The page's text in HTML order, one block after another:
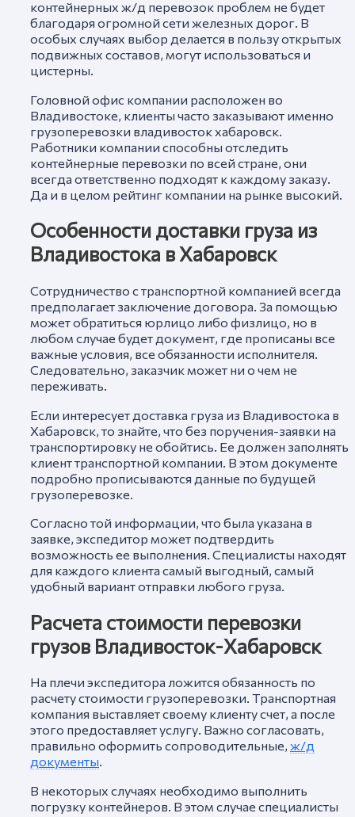
контейнерных ж/д перевозок проблем не будет
благодаря огромной сети железных дорог. В
особых случаях выбор делается в пользу открытых
подвижных составов, могут использоваться и
цистерны.
Головной офис компании расположен во
Владивостоке, клиенты часто заказывают именно
грузоперевозки владивосток хабаровск.
Работники компании способны отследить
контейнерные перевозки по всей стране, они
всегда ответственно подходят к каждому заказу.
Да и в целом рейтинг компании на рынке высокий.
Особенности доставки груза из
Владивостока в Хабаровск
Сотрудничество с транспортной компанией всегда
предполагает заключение договора. За помощью
может обратиться юрлицо либо физлицо, но в
любом случае будет документ, где прописаны все
важные условия, все обязанности исполнителя.
Следовательно, заказчик может ни о чем не
переживать.
Если интересует доставка груза из Владивостока в
Хабаровск, то знайте, что без поручения-заявки на
транспортировку не обойтись. Ее должен заполнять
клиент транспортной компании. В этом документе
подробно прописываются данные по будущей
грузоперевозке.
Согласно той информации, что была указана в
заявке, экспедитор может подтвердить
возможность ее выполнения. Специалисты находят
для каждого клиента самый выгодный, самый
удобный вариант отправки любого груза.
Расчета стоимости перевозки
грузов Владивосток-Хабаровск
На плечи экспедитора ложится обязанность по
расчету стоимости грузоперевозки. Транспортная
компания выставляет своему клиенту счет, а после
этого предоставляет услугу. Важно согласовать,
правильно оформить сопроводительные, ж/д
документы.
В некоторых случаях необходимо выполнить
погрузку контейнеров. В этом случае специалисты